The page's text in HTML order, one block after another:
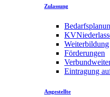
Zulassung
Weiterbildung
Förderungen
Eintragung
Angestellte